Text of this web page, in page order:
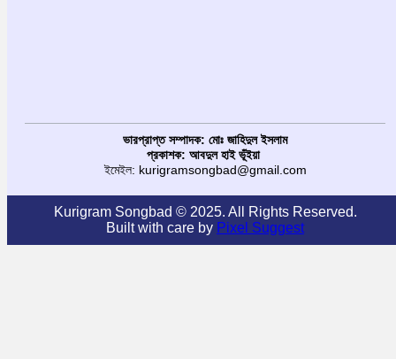
ভারপ্রাপ্ত সম্পাদক: মোঃ জাহিদুল ইসলাম
প্রকাশক: আবদুল হাই ভূঁইয়া
ইমেইল: kurigramsongbad@gmail.com
Kurigram Songbad © 2025. All Rights Reserved.
Built with care by Pixel Suggest